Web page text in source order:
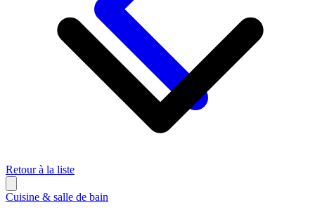
Retour à la liste
Cuisine & salle de bain